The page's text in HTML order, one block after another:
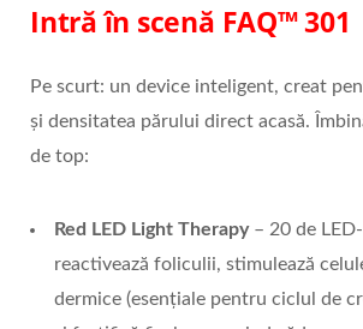
Intră în scenă FAQ™ 301
Pe scurt: un device inteligent, creat
și densitatea părului direct acasă.
de top:
Red LED Light Therapy– 20 de
reactivează foliculii, stimulează
dermice (esențiale pentru ciclul de